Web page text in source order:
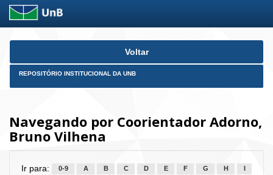
Skip
Voltar
REPOSITÓRIO INSTITUCIONAL DA UNB
Navegando por Coorientador Adorno,
Bruno Vilhena
Ir para: 0-9 A B C D E F G H